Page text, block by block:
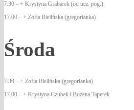
7.30 – + Krystyna Grabarek (od ucz. pog.)
17.00 – + Zofia Bielińska (gregorianka)
Środa
7.30 – + Zofia Bielińska (gregorianka)
17.00 – + Krystyna Czubek i Bożena Taperek